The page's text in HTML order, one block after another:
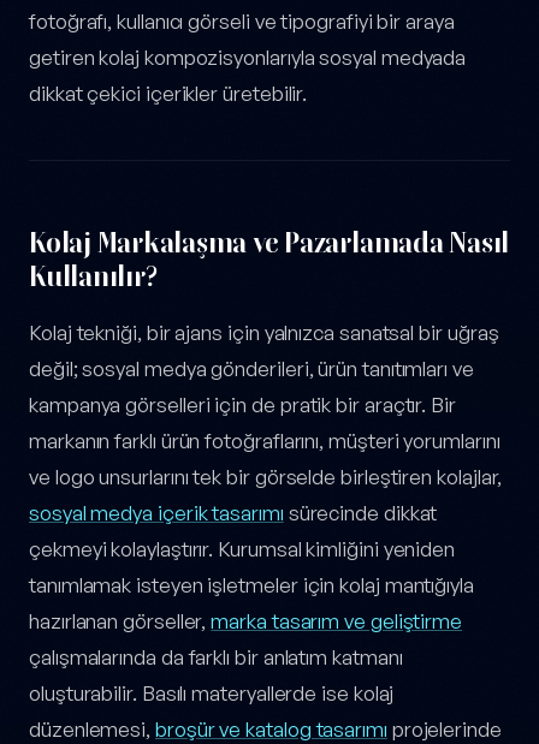
fotoğrafı, kullanıcı görseli ve tipografiyi bir araya
getiren kolaj kompozisyonlarıyla sosyal medyada
dikkat çekici içerikler üretebilir.
Kolaj Markalaşma ve Pazarlamada Nasıl
Kullanılır?
Kolaj tekniği, bir ajans için yalnızca sanatsal bir uğraş
değil; sosyal medya gönderileri, ürün tanıtımları ve
kampanya görselleri için de pratik bir araçtır. Bir
markanın farklı ürün fotoğraflarını, müşteri yorumlarını
ve logo unsurlarını tek bir görselde birleştiren kolajlar,
sosyal medya içerik tasarımı sürecinde dikkat
çekmeyi kolaylaştırır. Kurumsal kimliğini yeniden
tanımlamak isteyen işletmeler için kolaj mantığıyla
hazırlanan görseller,marka tasarım ve geliştirme
çalışmalarında da farklı bir anlatım katmanı
oluşturabilir. Basılı materyallerde ise kolaj
düzenlemesi, broşür ve katalog tasarımı projelerinde